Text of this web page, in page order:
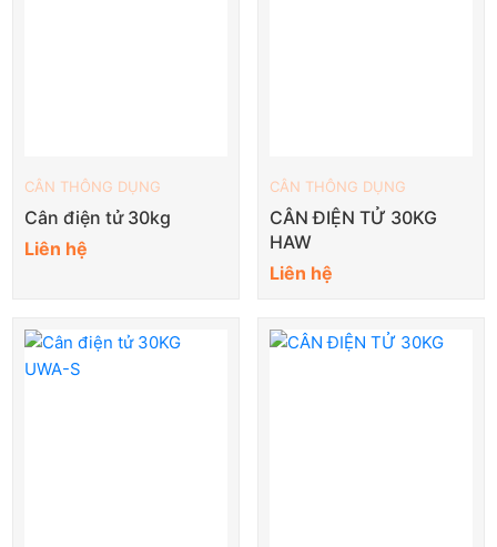
CÂN THÔNG DỤNG
Cân điện tử 30kg
Liên hệ
CÂN THÔNG DỤNG
CÂN ĐIỆN TỬ 30KG
HAW
Liên hệ